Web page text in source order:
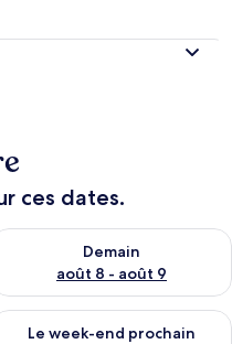
ces dates.
août 7 - août 8
Demain
août 8 - août 9
la disponibilité pour
end août 7 - août 9
Le week-end prochain
la disponibilité pour